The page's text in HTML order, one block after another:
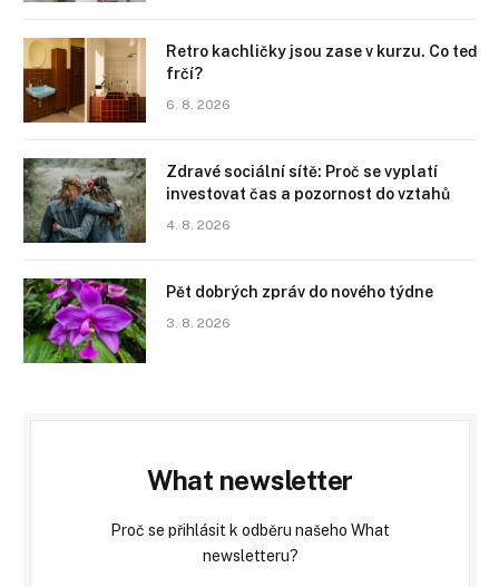
Retro kachličky jsou zase v kurzu. Co teď
frčí?
6. 8. 2026
Zdravé sociální sítě: Proč se vyplatí
investovat čas a pozornost do vztahů
4. 8. 2026
Pět dobrých zpráv do nového týdne
3. 8. 2026
What newsletter
Proč se přihlásit k odběru našeho What
newsletteru?